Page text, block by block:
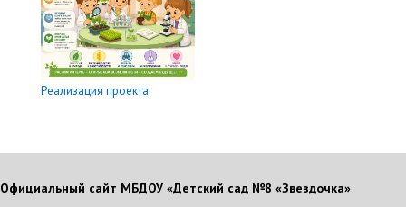
Реализация проекта
Официальный сайт МБДОУ «Детский сад №8 «Звездочка»